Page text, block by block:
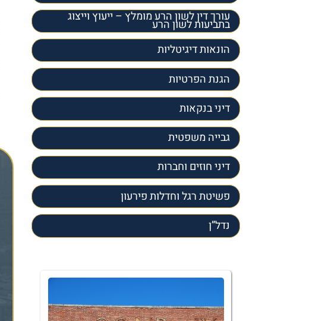
עורך דין לשון הרע מומלץ – ייעוץ וייצוג
בתביעות לשון הרע
הונאות דיגיטליות
הגנת הפרטיות
דיני בנקאות
גבייה משפטית
דיני חוזים וחברות
פשיטת רגל וחדלות פירעון
נדל”ן